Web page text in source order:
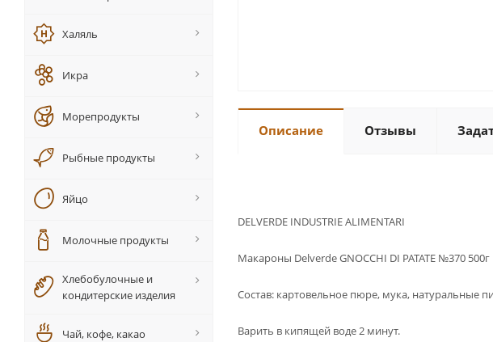
Описание Отзывы
DELVERDE INDUSTRIE ALIMENTARI
Макароны Delverde GNOCCHI DI PATATE №370 500г
Состав: картовельное пюре, мука, натуральные
Варить в кипящей воде 2 минут.
Халяль
Икра
Морепродукты
Рыбные продукты
Яйцо
Молочные продукты
Хлебобулочные и
кондитерские изделия
Чай, кофе, какао